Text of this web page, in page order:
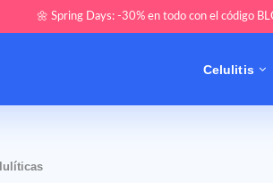
🌼 Spring Days: -30% en todo con el código
Celulitis